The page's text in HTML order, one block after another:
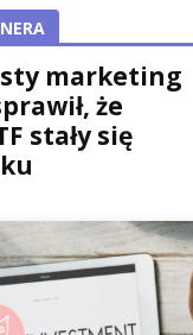
marketing
że
stały się